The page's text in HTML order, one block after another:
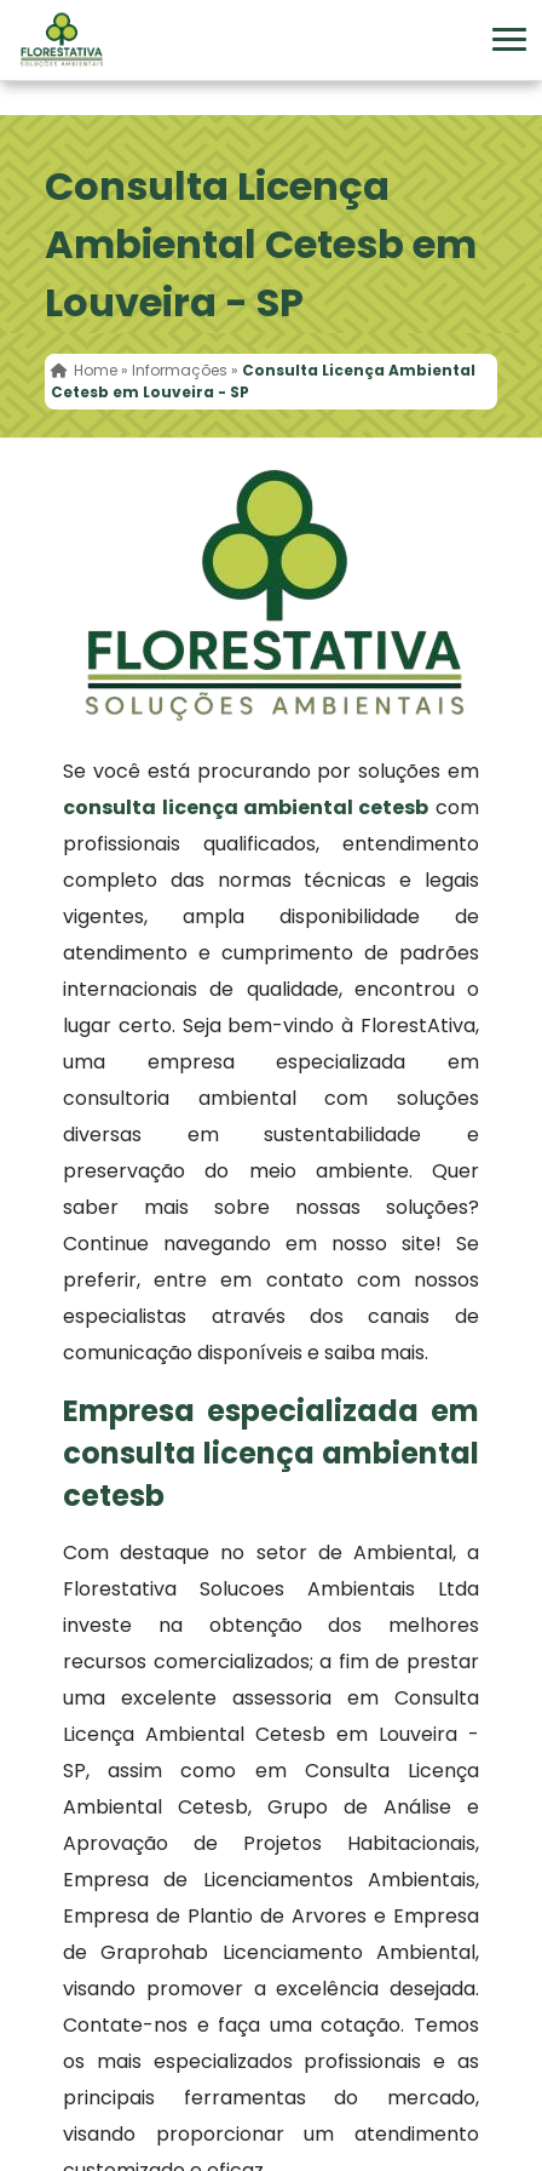
Consulta Licença
Ambiental Cetesb em
Louveira - SP
Home » Informações » Consulta Licença Ambiental
Cetesb em Louveira - SP
Se você está procurando por soluções em
consulta licença ambiental cetesb com
profissionais qualificados, entendimento
completo das normas técnicas e legais
vigentes, ampla disponibilidade de
atendimento e cumprimento de padrões
internacionais de qualidade, encontrou o
lugar certo. Seja bem-vindo à FlorestAtiva,
uma empresa especializada em
consultoria ambiental com soluções
diversas em sustentabilidade e
preservação do meio ambiente. Quer
saber mais sobre nossas soluções?
Continue navegando em nosso site! Se
preferir, entre em contato com nossos
especialistas através dos canais de
comunicação disponíveis e saiba mais.
Empresa especializada em
consulta licença ambiental
cetesb
Com destaque no setor de Ambiental, a
Florestativa Solucoes Ambientais Ltda
investe na obtenção dos melhores
recursos comercializados; a fim de prestar
uma excelente assessoria em Consulta
Licença Ambiental Cetesb em Louveira -
SP, assim como em Consulta Licença
Ambiental Cetesb, Grupo de Análise e
Aprovação de Projetos Habitacionais,
Empresa de Licenciamentos Ambientais,
Empresa de Plantio de Arvores e Empresa
de Graprohab Licenciamento Ambiental,
visando promover a excelência desejada.
Contate-nos e faça uma cotação. Temos
os mais especializados profissionais e as
principais ferramentas do mercado,
visando proporcionar um atendimento